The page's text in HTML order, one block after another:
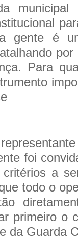
gente é
Para
foi
a
todo o
primeiro o
da Guarda